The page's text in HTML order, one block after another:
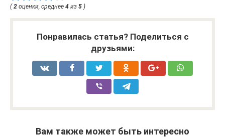
(2 оценки, среднее 4 из 5 )
Понравилась статья? Поделиться с
друзьями:
Вам также может быть интересно